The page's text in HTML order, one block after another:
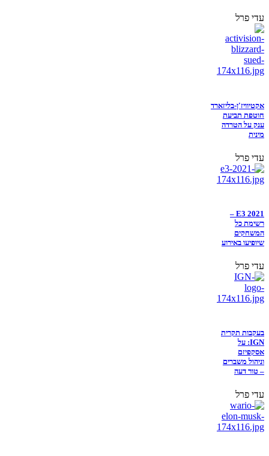
עדי פרל
אקטיוויז'ן-בליזארד
חוטפת תביעת
ענק על הטרדה
מינית
עדי פרל
E3 2021 –
רשימת כל
המשחקים
שיופיעו באירוע
עדי פרל
בעקבות תקרית
IGN: על
אסקפיזם
וניהול משברים
– טור דעה
עדי פרל